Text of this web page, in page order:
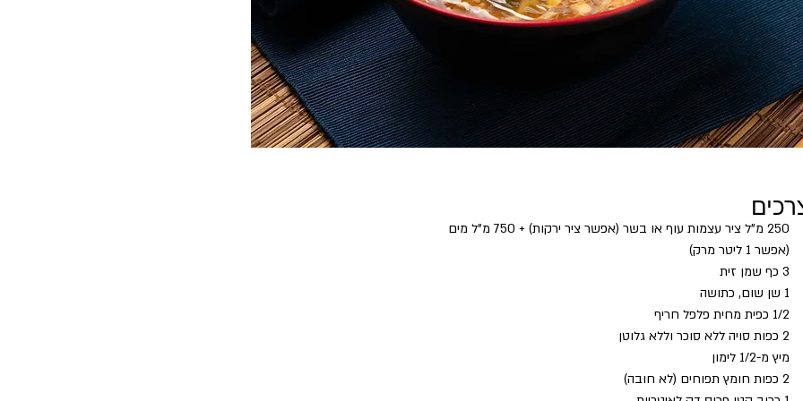
250 מ"ל ציר עצמות עוף או בשר (אפשר ציר ירקות) + 750 מ"ל מים
(אפשר 1 ליטר מרק)
3 כף שמן זית
1 שן שום, כתושה
1/2 כפית מחית פלפל חריף
2 כפות סויה ללא סוכר וללא גלוטן
מיץ מ-1/2 לימון
2 כפות חומץ תפוחים (לא חובה)